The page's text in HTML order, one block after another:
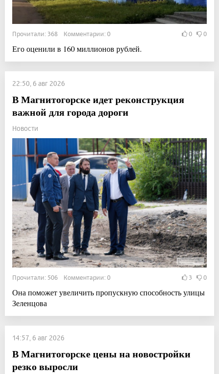
Прочитали: 368 Комментарии: 0 0 0
Его оценили в 160 миллионов рублей.
22:50, 6 авг 2026
В Магнитогорске идет реконструкция
важной для города дороги
Новости
Прочитали: 506 Комментарии: 0 3 0
Она поможет увеличить пропускную способность улицы
Зеленцова
14:57, 6 авг 2026
В Магнитогорске цены на новостройки
резко выросли